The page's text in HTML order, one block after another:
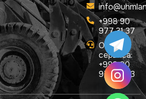
+998 90
977 31 37
Отдел
сервиса:
+998 90
977 31 73